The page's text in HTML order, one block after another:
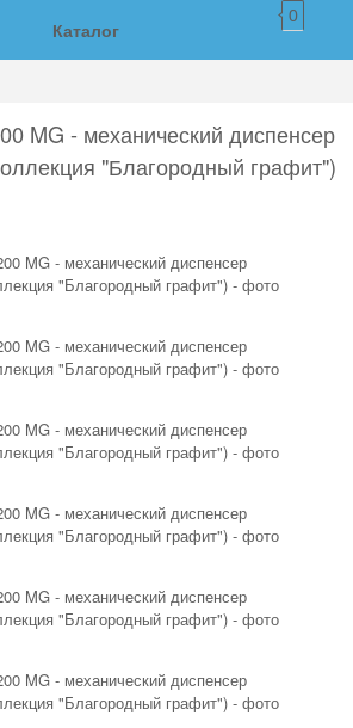
Каталог
0
MG - механический диспенсер
"Благородный графит")